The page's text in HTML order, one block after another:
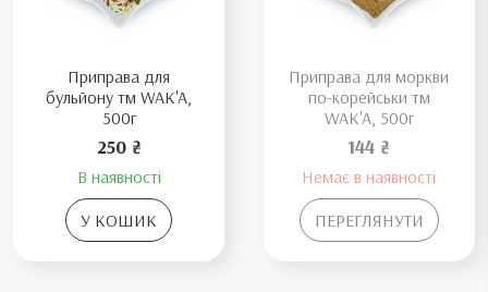
Приправа для
бульйону тм WAK'A,
500г
250 ₴
В наявності
У КОШИК
Приправа для моркви
по-корейськи тм
WAK'A, 500г
144 ₴
Немає в наявності
ПЕРЕГЛЯНУТИ